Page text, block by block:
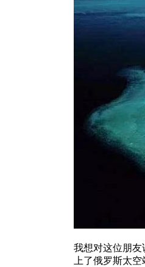
我想对这位朋
上了俄罗斯太